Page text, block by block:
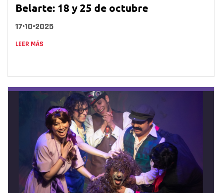
Belarte: 18 y 25 de octubre
17•10•2025
LEER MÁS